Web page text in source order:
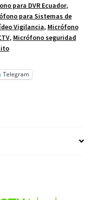
para DVR Ecuador,
para Sistemas de
Vigilancia, Micrófono
, Micrófono seguridad
Telegram